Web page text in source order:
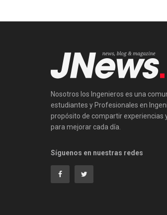
Nosotros los Ingenieros es una
estudiantes y Profesionales en
propósito de compartir experiencias
para mejorar cada día.
Síguenos en nuestras redes